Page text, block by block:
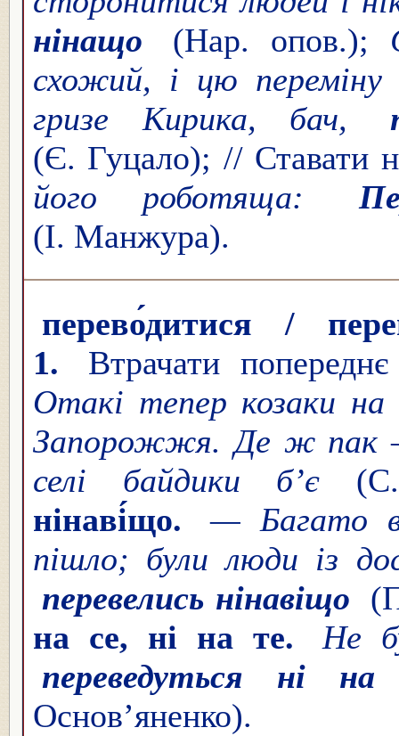
нінащо
(Нар. опов.);
схожий, і цю переміну
гризе Кирика, бач,
(Є. Гуцало); // Ставати
його роботяща:
(І. Манжура).
перево́дитися /
1.
Втрачати
Отакі тепер козаки
Запорожжя. Де ж пак
селі байдики б’є
нінаві́що.
— Багато
пішло; були люди із
перевелись нінавіщо
на се, ні на те.
Не
переведуться ні
Основ’яненко).